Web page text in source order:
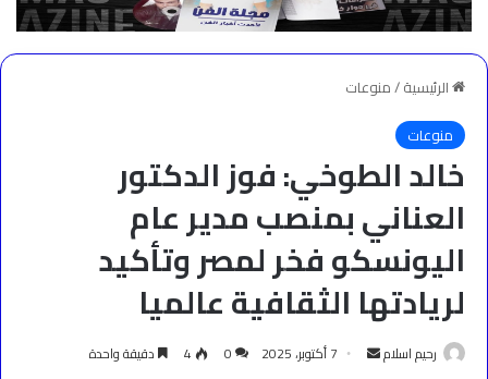
الرئيسية/منوعات
منوعات
خالد الطوخي: فوز الدكتور
العناني بمنصب مدير عام
اليونسكو فخر لمصر وتأكيد
لريادتها الثقافية عالميا
رحيم اسلام
أرسل 7 أكتوبر، 2025 0
4 دقيقة واحدة